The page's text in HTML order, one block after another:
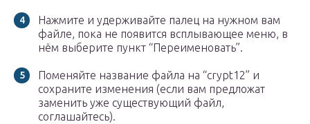
Нажмите и удерживайте палец на нужном вам
файле, пока не появится всплывающее меню, в
нём выберите пункт “Переименовать”.
Поменяйте название файла на “crypt12” и
сохраните изменения (если вам предложат
заменить уже существующий файл,
соглашайтесь).